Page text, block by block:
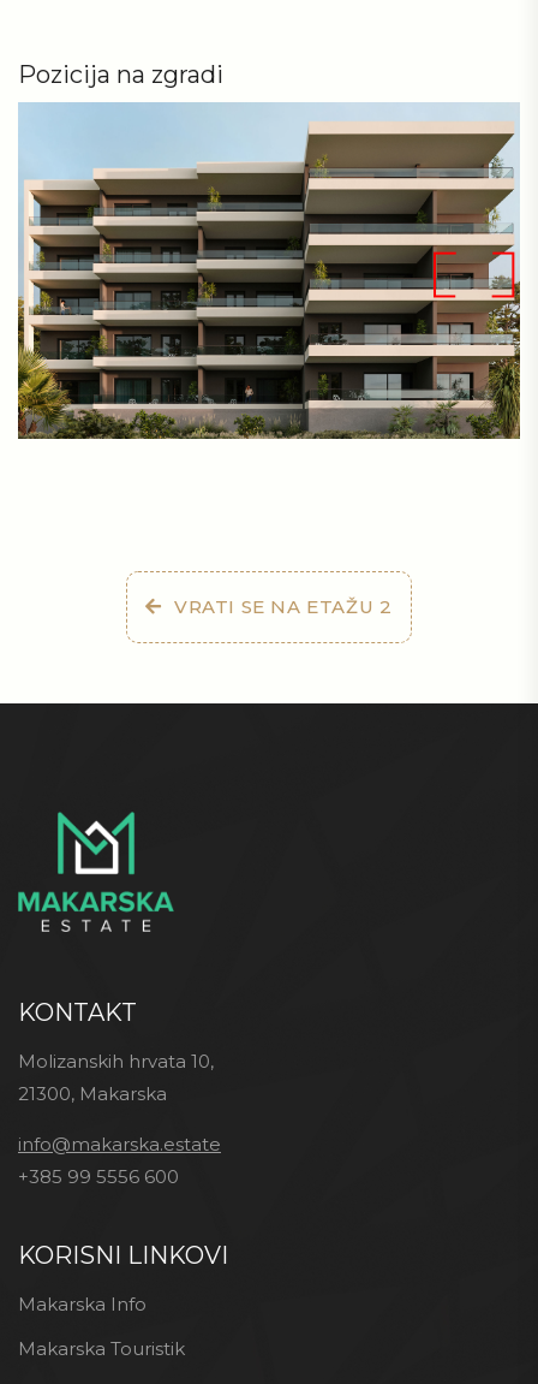
Pozicija na zgradi
VRATI SE NA ETAŽU 2
KONTAKT
Molizanskih hrvata 10,
21300, Makarska
info@makarska.estate
+385 99 5556 600
KORISNI LINKOVI
Makarska Info
Makarska Touristik